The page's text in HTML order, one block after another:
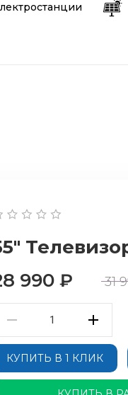
31
990 ₽
КУПИТЬ В 1 КЛИК